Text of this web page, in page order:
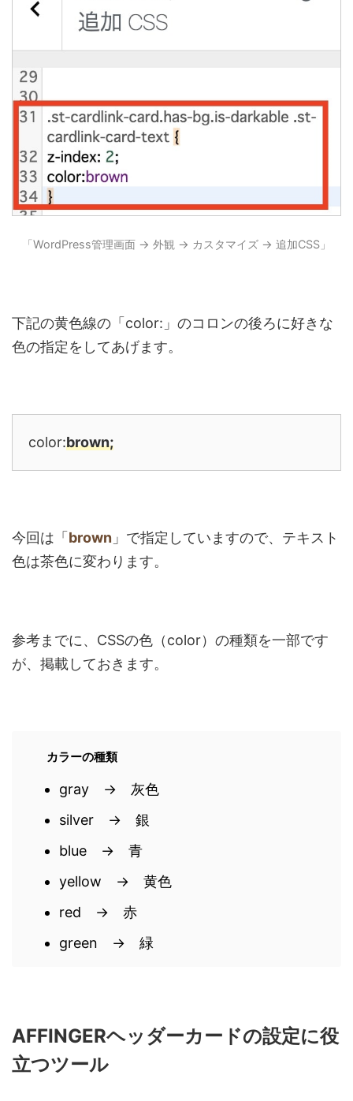
「WordPress管理画面 → 外観 → カスタマイズ → 追加CSS」
下記の黄色線の「color:」のコロンの後ろに好きな
色の指定をしてあげます。
color:brown;
今回は「brown 」で指定していますので、テキスト
色は茶色に変わります。
参考までに、CSSの色（color）の種類を一部です
が、掲載しておきます。
カラーの種類
gray → 灰色
silver → 銀
blue → 青
yellow → 黄色
red → 赤
green → 緑
AFFINGERヘッダーカードの設定に役
立つツール